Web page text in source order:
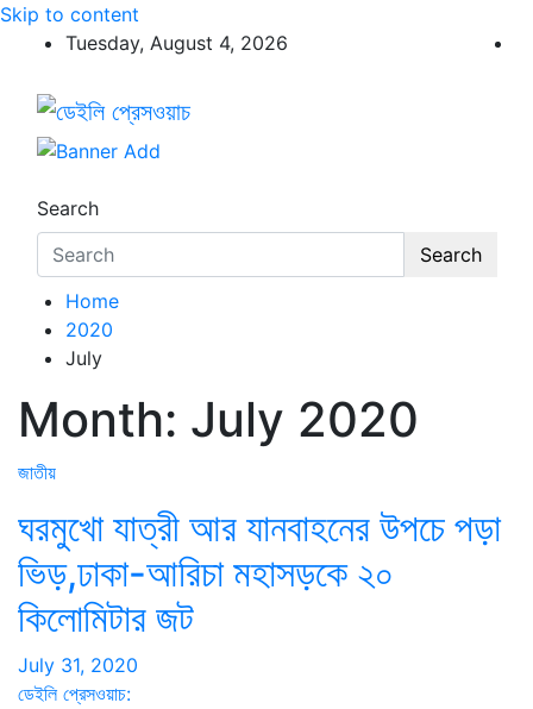
Skip to content
Tuesday, August 4, 2026
ডেইলি প্রেসওয়াচ
ডেইলি প্রেসওয়াচ মুক্তিযুদ্ধের চেতনায় উদ্বুদ্ধ মুখপত্র
Search
Search
Home
2020
July
Month: July 2020
জাতীয়
ঘরমুখো যাত্রী আর যানবাহনের উপচে পড়া
ভিড়,ঢাকা-আরিচা মহাসড়কে ২০
কিলোমিটার জট
July 31, 2020
ডেইলি প্রেসওয়াচ: